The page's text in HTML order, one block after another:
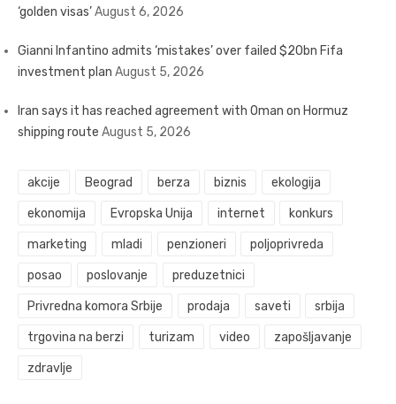
‘golden visas’August 6, 2026
Gianni Infantino admits ‘mistakes’ over failed $20bn Fifa
investment plan August 5, 2026
Iran says it has reached agreement with Oman on Hormuz
shipping route August 5, 2026
akcije Beograd berza biznis ekologija
ekonomija Evropska Unija internet konkurs
marketing mladi penzioneri poljoprivreda
posao poslovanje preduzetnici
Privredna komora Srbije prodaja saveti srbija
trgovina na berzi turizam video zapošljavanje
zdravlje